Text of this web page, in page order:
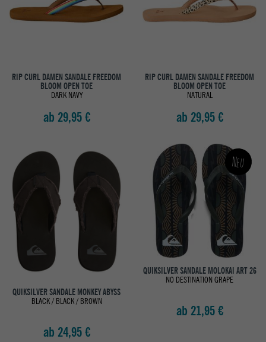
RIP CURL DAMEN SANDALE FREEDOM
BLOOM OPEN TOE
DARK NAVY
ab 29,95 €
RIP CURL DAMEN SANDALE FREEDOM
BLOOM OPEN TOE
NATURAL
ab 29,95 €
QUIKSILVER SANDALE MONKEY ABYSS
BLACK / BLACK / BROWN
ab 24,95 €
Neu
QUIKSILVER SANDALE MOLOKAI ART 26
NO DESTINATION GRAPE
ab 21,95 €